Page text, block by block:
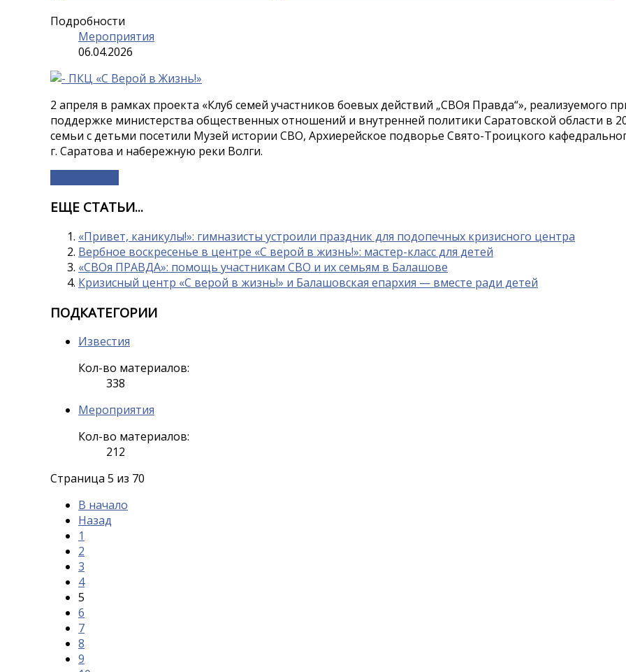
Подробности
Мероприятия
06.04.2026
2 апреля в рамках проекта «Клуб семей участников боевых действий „СВОя Правда“», реализуемого
поддержке министерства общественных отношений и внутренней политики Саратовской области в
семьи с детьми посетили Музей истории СВО, Архиерейское подворье Свято-Троицкого
г. Саратова и набережную реки Волги.
ЕЩЕ СТАТЬИ...
«Привет, каникулы!»: гимназисты устроили праздник для подопечных кризисного центра
Вербное воскресенье в центре «С верой в жизнь!»: мастер-класс для детей
«СВОя ПРАВДА»: помощь участникам СВО и их семьям в Балашове
Кризисный центр «С верой в жизнь!» и Балашовская епархия — вместе ради детей
ПОДКАТЕГОРИИ
Известия
Кол-во материалов:
338
Мероприятия
Кол-во материалов:
212
Страница 5 из 70
В начало
Назад
1
2
3
4
5
6
7
8
9